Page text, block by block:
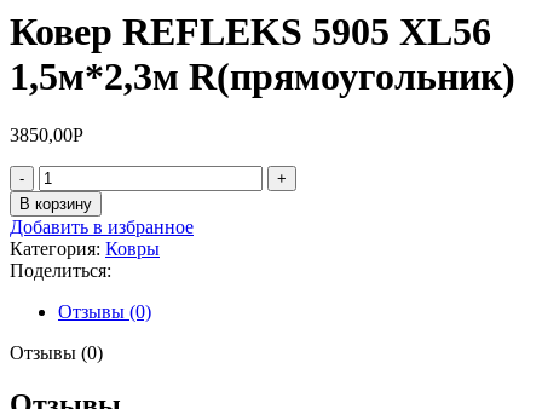
Ковер REFLEKS 5905 XL56
1,5м*2,3м R(прямоугольник)
3850,00Р
Количество
товара
Ковер
REFLEKS
5905
XL56
1,5м*2,3м
R(прямоугольник)
В корзину
Добавить в избранное
Категория: Ковры
Поделиться:
Отзывы (0)
Отзывы (0)